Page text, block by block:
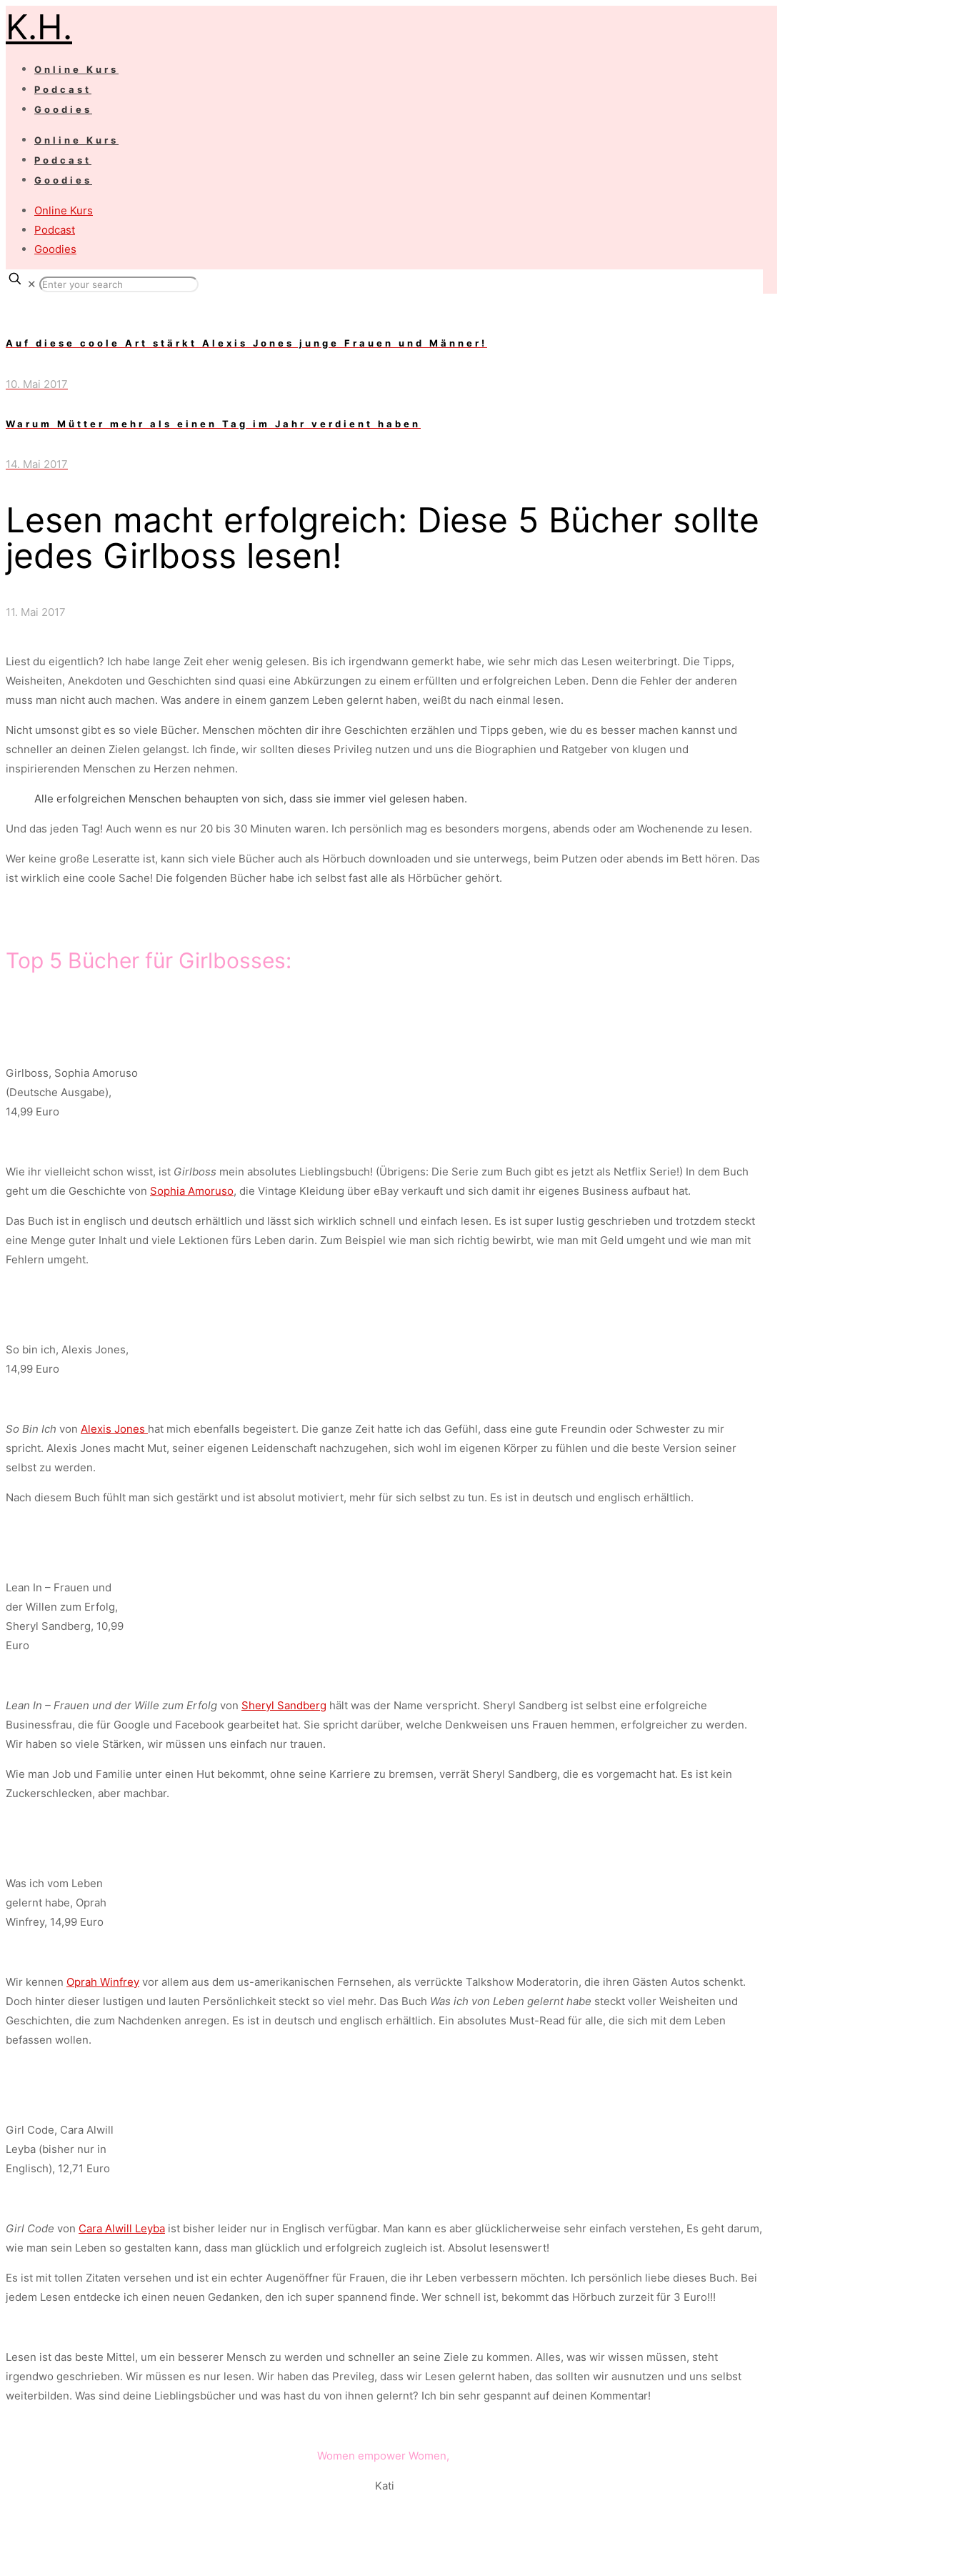
K.H.
Online Kurs
Podcast
Goodies
Online Kurs
Podcast
Goodies
Online Kurs
Podcast
Goodies
✕
Auf diese coole Art stärkt Alexis Jones junge Frauen und Männer!
10. Mai 2017
Warum Mütter mehr als einen Tag im Jahr verdient haben
14. Mai 2017
Lesen macht erfolgreich: Diese 5 Bücher sollte
jedes Girlboss lesen!
11. Mai 2017
Liest du eigentlich? Ich habe lange Zeit eher wenig gelesen. Bis ich irgendwann gemerkt habe, wie sehr mich das Lesen weiterbringt. Die Tipps,
Weisheiten, Anekdoten und Geschichten sind quasi eine Abkürzungen zu einem erfüllten und erfolgreichen Leben. Denn die Fehler der anderen
muss man nicht auch machen. Was andere in einem ganzem Leben gelernt haben, weißt du nach einmal lesen.
Nicht umsonst gibt es so viele Bücher. Menschen möchten dir ihre Geschichten erzählen und Tipps geben, wie du es besser machen kannst und
schneller an deinen Zielen gelangst. Ich finde, wir sollten dieses Privileg nutzen und uns die Biographien und Ratgeber von klugen und
inspirierenden Menschen zu Herzen nehmen.
Alle erfolgreichen Menschen behaupten von sich, dass sie immer viel gelesen haben.
Und das jeden Tag! Auch wenn es nur 20 bis 30 Minuten waren. Ich persönlich mag es besonders morgens, abends oder am Wochenende zu lesen.
Wer keine große Leseratte ist, kann sich viele Bücher auch als Hörbuch downloaden und sie unterwegs, beim Putzen oder abends im Bett hören. Das
ist wirklich eine coole Sache! Die folgenden Bücher habe ich selbst fast alle als Hörbücher gehört.
Top 5 Bücher für Girlbosses:
Girlboss, Sophia Amoruso
(Deutsche Ausgabe),
14,99 Euro
Wie ihr vielleicht schon wisst, ist Girlboss mein absolutes Lieblingsbuch! (Übrigens: Die Serie zum Buch gibt es jetzt als Netflix Serie!) In dem Buch
geht um die Geschichte von Sophia Amoruso, die Vintage Kleidung über eBay verkauft und sich damit ihr eigenes Business aufbaut hat.
Das Buch ist in englisch und deutsch erhältlich und lässt sich wirklich schnell und einfach lesen. Es ist super lustig geschrieben und trotzdem steckt
eine Menge guter Inhalt und viele Lektionen fürs Leben darin. Zum Beispiel wie man sich richtig bewirbt, wie man mit Geld umgeht und wie man mit
Fehlern umgeht.
So bin ich, Alexis Jones,
14,99 Euro
So Bin Ich von Alexis Jones hat mich ebenfalls begeistert. Die ganze Zeit hatte ich das Gefühl, dass eine gute Freundin oder Schwester zu mir
spricht. Alexis Jones macht Mut, seiner eigenen Leidenschaft nachzugehen, sich wohl im eigenen Körper zu fühlen und die beste Version seiner
selbst zu werden.
Nach diesem Buch fühlt man sich gestärkt und ist absolut motiviert, mehr für sich selbst zu tun. Es ist in deutsch und englisch erhältlich.
Lean In – Frauen und
der Willen zum Erfolg,
Sheryl Sandberg, 10,99
Euro
Lean In – Frauen und der Wille zum Erfolg von Sheryl Sandberg hält was der Name verspricht. Sheryl Sandberg ist selbst eine erfolgreiche
Businessfrau, die für Google und Facebook gearbeitet hat. Sie spricht darüber, welche Denkweisen uns Frauen hemmen, erfolgreicher zu werden.
Wir haben so viele Stärken, wir müssen uns einfach nur trauen.
Wie man Job und Familie unter einen Hut bekommt, ohne seine Karriere zu bremsen, verrät Sheryl Sandberg, die es vorgemacht hat. Es ist kein
Zuckerschlecken, aber machbar.
Was ich vom Leben
gelernt habe, Oprah
Winfrey, 14,99 Euro
Wir kennen Oprah Winfrey vor allem aus dem us-amerikanischen Fernsehen, als verrückte Talkshow Moderatorin, die ihren Gästen Autos schenkt.
Doch hinter dieser lustigen und lauten Persönlichkeit steckt so viel mehr. Das Buch Was ich von Leben gelernt habe steckt voller Weisheiten und
Geschichten, die zum Nachdenken anregen. Es ist in deutsch und englisch erhältlich. Ein absolutes Must-Read für alle, die sich mit dem Leben
befassen wollen.
Girl Code, Cara Alwill
Leyba (bisher nur in
Englisch), 12,71 Euro
Girl Code von Cara Alwill Leyba ist bisher leider nur in Englisch verfügbar. Man kann es aber glücklicherweise sehr einfach verstehen, Es geht darum,
wie man sein Leben so gestalten kann, dass man glücklich und erfolgreich zugleich ist. Absolut lesenswert!
Es ist mit tollen Zitaten versehen und ist ein echter Augenöffner für Frauen, die ihr Leben verbessern möchten. Ich persönlich liebe dieses Buch. Bei
jedem Lesen entdecke ich einen neuen Gedanken, den ich super spannend finde. Wer schnell ist, bekommt das Hörbuch zurzeit für 3 Euro!!!
Lesen ist das beste Mittel, um ein besserer Mensch zu werden und schneller an seine Ziele zu kommen. Alles, was wir wissen müssen, steht
irgendwo geschrieben. Wir müssen es nur lesen. Wir haben das Previleg, dass wir Lesen gelernt haben, das sollten wir ausnutzen und uns selbst
weiterbilden. Was sind deine Lieblingsbücher und was hast du von ihnen gelernt? Ich bin sehr gespannt auf deinen Kommentar!
Women empower Women,
Kati